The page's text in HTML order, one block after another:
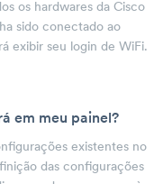
os hardwares da Cisco
sido conectado ao
exibir seu login de WiFi.
em meu painel?
existentes no
das configurações